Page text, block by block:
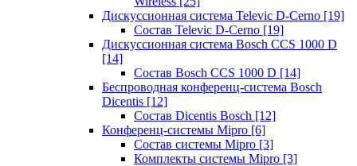
Дискуссионная система Televic D-Cerno [19]
Состав Televic D-Cerno [19]
Дискуссионная система Bosch CCS 1000 D
[14]
Состав Bosch CCS 1000 D [14]
Беспроводная конференц-система Bosch
Dicentis [12]
Состав Dicentis Bosch [12]
Конференц-системы Mipro [6]
Состав системы Mipro [3]
Комплекты системы Mipro [3]